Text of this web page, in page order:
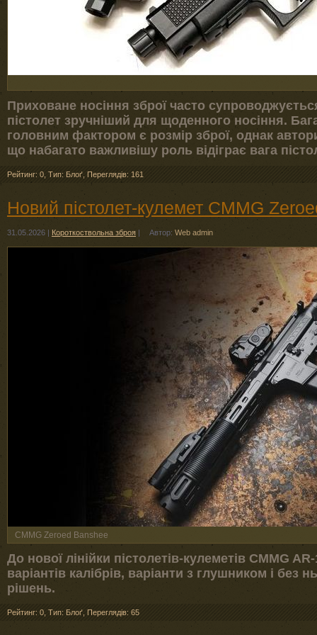
Приховане носіння зброї часто
пістолет зручніший для щоденного носіння.
головним фактором є розмір зброї, однак
що набагато важливішу роль відіграє вага
Рейтинг: 0 Тип: Блоґ Переглядів: 161
Новий пістолет-кулемет CMMG
31.05.2026 | Короткоствольна зброя | Автор: Web admin
CMMG Zeroed Banshee
До нової лінійки пістолетів-кулеметів CMMG
варіантів калібрів, варіанти з глушником і без
рішень.
Рейтинг: 0 Тип: Блоґ Переглядів: 65